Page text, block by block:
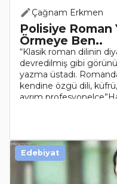
Çağnam Erkmen
Polisiye Roman
Örmeye Ben..
“Klasik roman dilinin
devredilmiş gibi
yazma üstadı.
kendine özgü dili,
ayrım
Edebiyat